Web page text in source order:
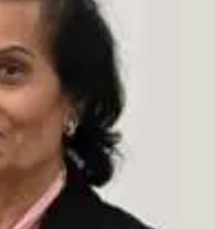
ਮੋਰਚਾ